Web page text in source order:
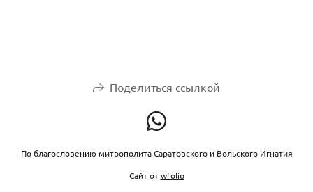
Поделиться ссылкой
По благословению митрополита Саратовского и Вольского Игнатия
Сайт отwfolio